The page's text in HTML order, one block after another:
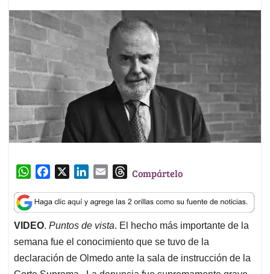
W
a
t
s
A
p
c
e
b
o
o
n
k
e
d
I
a
i
l
T
r
e
a
d
s
Compártelo
VIDEO. Puntos de vista. El hecho más importante de la
semana fue el conocimiento que se tuvo de la
declaración de Olmedo ante la sala de instrucción de la